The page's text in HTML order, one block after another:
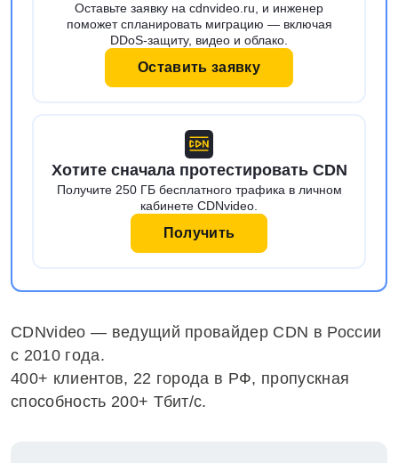
Оставьте заявку на cdnvideo.ru, и инженер
поможет спланировать миграцию — включая
DDoS-защиту, видео и облако.
Оставить заявку
Хотите сначала протестировать CDN
Получите 250 ГБ бесплатного трафика в личном
кабинете CDNvideo.
Получить
CDNvideo — ведущий провайдер CDN в России
с 2010 года.
400+ клиентов, 22 города в РФ, пропускная
способность 200+ Тбит/с.